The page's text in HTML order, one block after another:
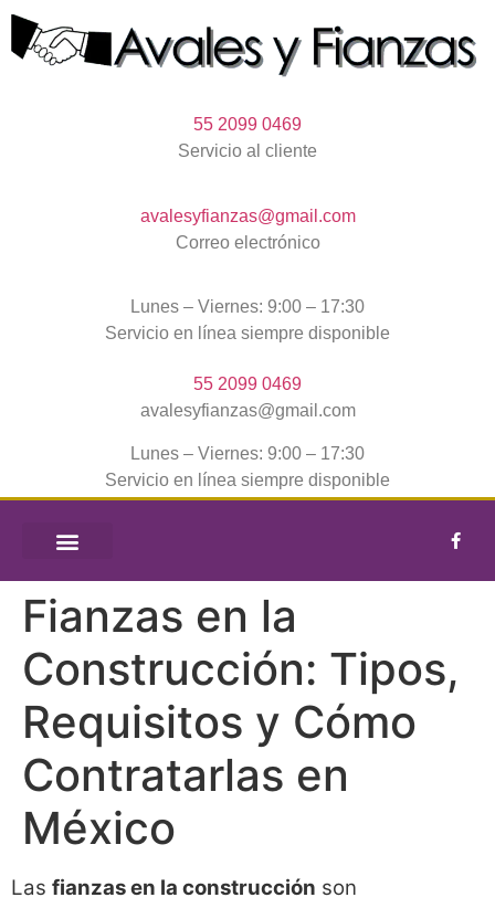
55 2099 0469
Servicio al cliente
avalesyfianzas@gmail.com
Correo electrónico
Lunes – Viernes: 9:00 – 17:30
Servicio en línea siempre disponible
55 2099 0469
avalesyfianzas@gmail.com
Lunes – Viernes: 9:00 – 17:30
Servicio en línea siempre disponible
Fianzas en la
Construcción: Tipos,
Requisitos y Cómo
Contratarlas en
México
Las fianzas en la construcción son